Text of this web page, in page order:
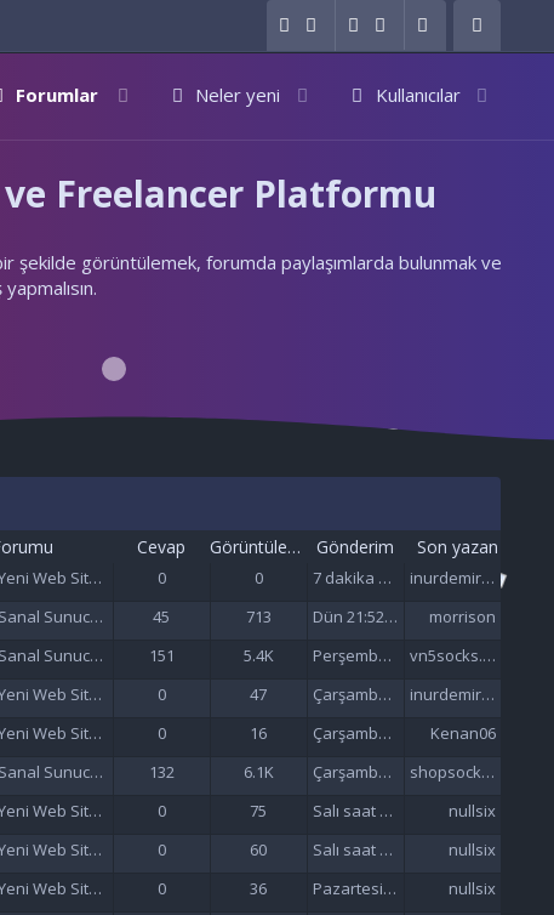
Forumlar Neler yeni Kullanıcılar
Freelancer Platformu
şekilde görüntülemek, forumda paylaşımlarda bulunmak ve
Cevap Görüntüleme Gönderim Son yazan
Yeni Web Siteleri - Site Tanıtımı 0 0 7 dakika önce inurdemirelseo
Sanal Sunucu (VDS/VPS) 45 713 Dün 21:52 da morrison
Sanal Sunucu (VDS/VPS) 151 5.4K Perşembe saat 06:57'de vn5socks.net
Yeni Web Siteleri - Site Tanıtımı 0 47 Çarşamba saat 21:57'de inurdemirelseo
Yeni Web Siteleri - Site Tanıtımı 0 16 Çarşamba saat 21:33'de Kenan06
Sanal Sunucu (VDS/VPS) 132 6.1K Çarşamba saat 16:38'de shopsocks5
Yeni Web Siteleri - Site Tanıtımı 0 75 Salı saat 15:47'de nullsix
Yeni Web Siteleri - Site Tanıtımı 0 60 Salı saat 02:13'de nullsix
Yeni Web Siteleri - Site Tanıtımı 0 36 Pazartesi saat 22:01'de nullsix